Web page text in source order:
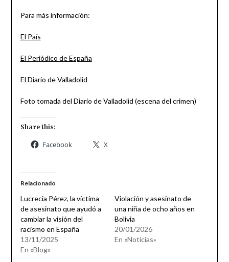
Para más información:
El País
El Periódico de España
El Diario de Valladolid
Foto tomada del Diario de Valladolid (escena del crimen)
Share this:
Facebook X
Relacionado
Lucrecia Pérez, la víctima
de asesinato que ayudó a
cambiar la visión del
racismo en España
13/11/2025
En «Blog»
Violación y asesinato de
una niña de ocho años en
Bolivia
20/01/2026
En «Noticias»